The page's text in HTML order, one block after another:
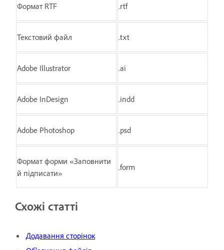
Формат RTF .rtf
Текстовий файл .txt
Adobe Illustrator .ai
Adobe InDesign .indd
Adobe Photoshop .psd
Формат форми «Заповнити
й підписати»
.form
Схожі статті
Додавання сторінок